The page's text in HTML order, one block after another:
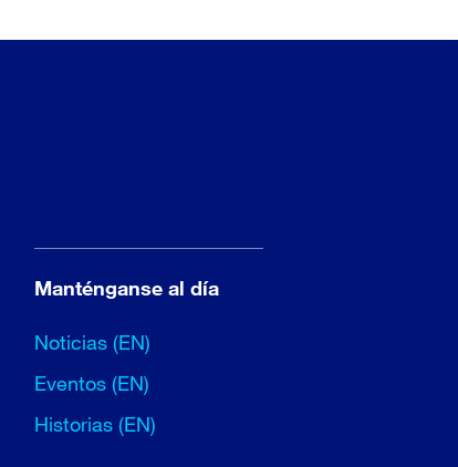
Manténganse al día
Noticias (EN)
Eventos (EN)
Historias (EN)